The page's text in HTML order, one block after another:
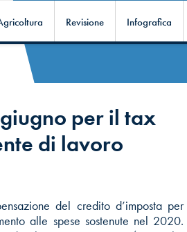
Revisione Infografica
per il tax
di lavoro
del credito d’imposta per
alle spese sostenute nel 2020.